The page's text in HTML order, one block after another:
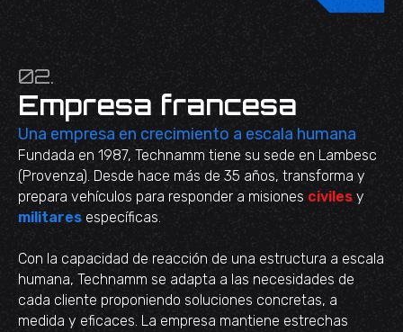
02.
Empresa francesa
Una empresa en crecimiento a escala humana
Fundada en 1987, Technamm tiene su sede en Lambesc
(Provenza). Desde hace más de 35 años, transforma y
prepara vehículos para responder a misiones civiles y
militares específicas.
Con la capacidad de reacción de una estructura a escala
humana, Technamm se adapta a las necesidades de
cada cliente proponiendo soluciones concretas, a
medida y eficaces. La empresa mantiene estrechas